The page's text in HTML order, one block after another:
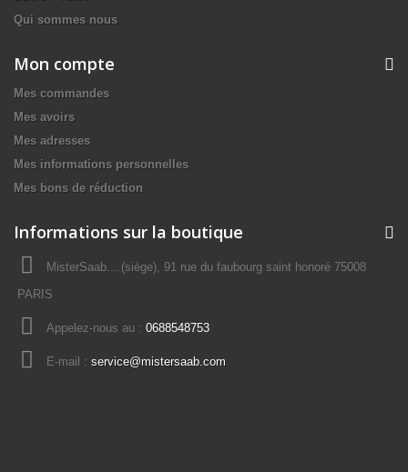
Qui sommes nous
Mon compte
Mes commandes
Mes avoirs
Mes adresses
Mes informations personnelles
Mes bons de réduction
Informations sur la boutique
MisterSaab....(siège), 91 rue du faubourg saint honoré 75008
PARIS
Appelez-nous au : 0688548753
E-mail : service@mistersaab.com